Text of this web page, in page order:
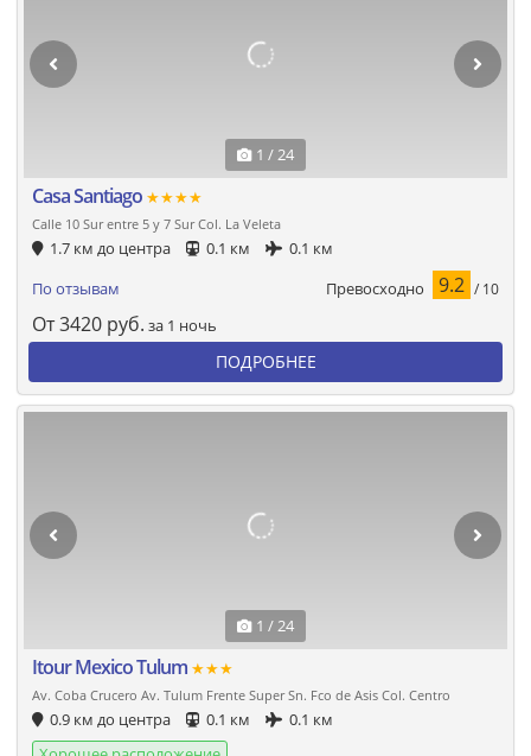
1 / 24
Casa Santiago ★★★★
Calle 10 Sur entre 5 y 7 Sur Col. La Veleta
1.7 км до центра 0.1 км
0.1 км
По отзывам
Превосходно 9.2 / 10
От3420 руб. за 1 ночь
ПОДРОБНЕЕ
1 / 24
Itour Mexico Tulum ★★★
Av. Coba Crucero Av. Tulum Frente Super Sn. Fco de Asis Col. Centro
0.9 км до центра 0.1 км
0.1 км